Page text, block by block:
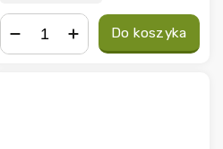
Do koszyka